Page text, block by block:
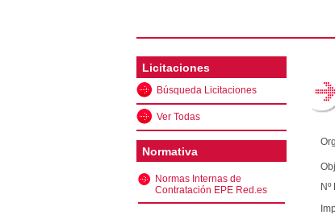
Licitaciones
Búsqueda Licitaciones
Ver Todas
Normativa
Normas Internas de
Contratación EPE Red.es